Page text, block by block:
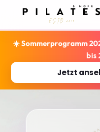
☀️Sommerprogramm
bis
Jetzt